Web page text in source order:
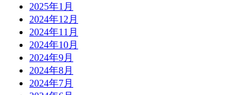
2025年1月
2024年12月
2024年11月
2024年10月
2024年9月
2024年8月
2024年7月